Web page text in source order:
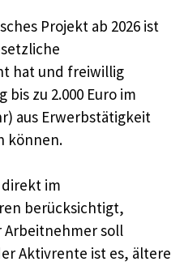
Projekt ab 2026 ist
hat und freiwillig
zu 2.000 Euro im
aus Erwerbstätigkeit
können.
im
berücksichtigt,
Arbeitnehmer soll
Aktivrente ist es, ältere